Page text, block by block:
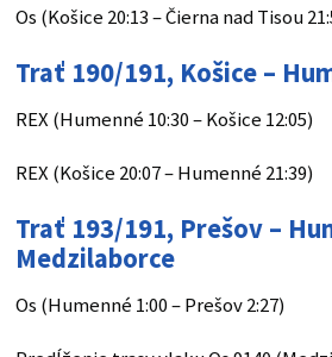
Os (Košice 20:13 – Čierna nad Tisou
Trať 190/191, Košice –
REX (Humenné 10:30 – Košice 12:05)
REX (Košice 20:07 – Humenné 21:39)
Trať 193/191, Prešov –
Medzilaborce
Os (Humenné 1:00 – Prešov 2:27)